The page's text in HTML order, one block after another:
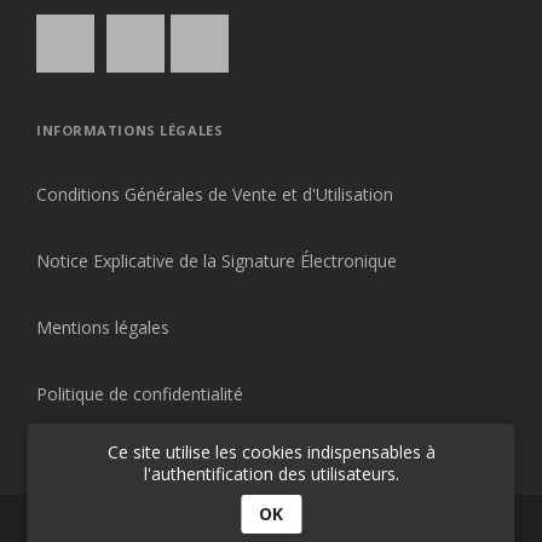
INFORMATIONS LÉGALES
Conditions Générales de Vente et d'Utilisation
Notice Explicative de la Signature Électronique
Mentions légales
Politique de confidentialité
École AVOSZ- Apprenez à vos aises.
Ce site utilise les cookies indispensables à
l'authentification des utilisateurs.
OK